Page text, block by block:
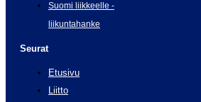
Suomi liikkeelle -
liikuntahanke
Seurat
Etusivu
Liitto